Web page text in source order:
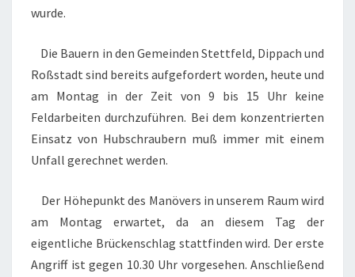
wurde.
Die Bauern in den Gemeinden Stettfeld, Dippach und
Roßstadt sind bereits aufgefordert worden, heute und
am Montag in der Zeit von 9 bis 15 Uhr keine
Feldarbeiten durchzuführen. Bei dem konzentrierten
Einsatz von Hubschraubern muß immer mit einem
Unfall gerechnet werden.
Der Höhepunkt des Manövers in unserem Raum wird
am Montag erwartet, da an diesem Tag der
eigentliche Brückenschlag stattfinden wird. Der erste
Angriff ist gegen 10.30 Uhr vorgesehen. Anschließend